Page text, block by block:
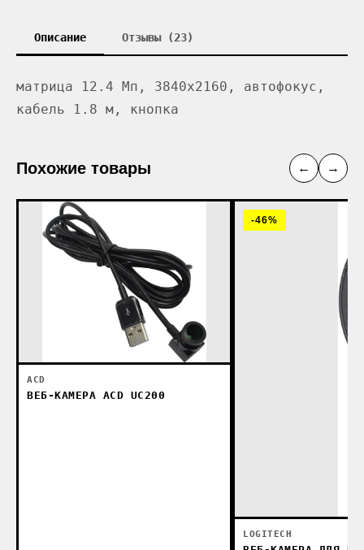
Описание Отзывы (23)
матрица 12.4 Мп, 3840x2160, автофокус,
кабель 1.8 м, кнопка
Похожие товары ← →
ACD
ВЕБ-КАМЕРА ACD UC200
-46%
LOGITECH